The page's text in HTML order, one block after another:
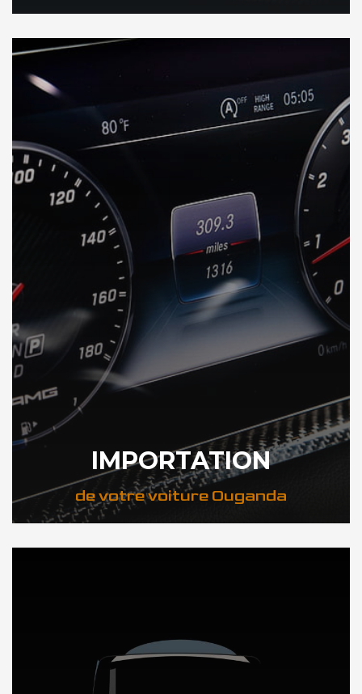
DÉCOUVREZ VOTRE INSPECTION AUTO en Ouganda
IMPORTATION
de votre voiture Ouganda
DÉCOUVREZ NOTRE IMPORTATION AUTO en Ouganda